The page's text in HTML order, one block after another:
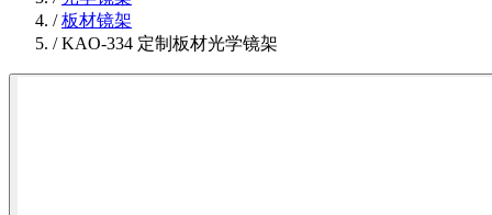
/板材镜架
/KAO-334 定制板材光学镜架